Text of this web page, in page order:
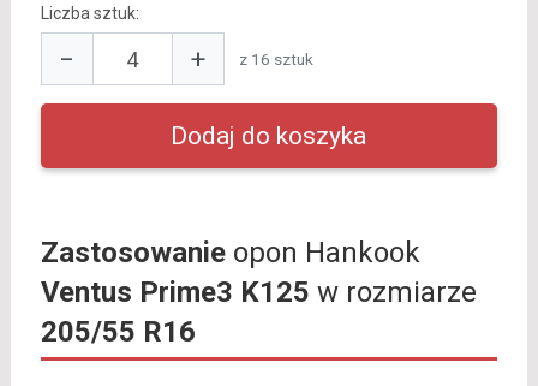
Liczba sztuk:
− + z 16 sztuk
Zastosowanieopon Hankook
Ventus Prime3 K125 w rozmiarze
205/55 R16